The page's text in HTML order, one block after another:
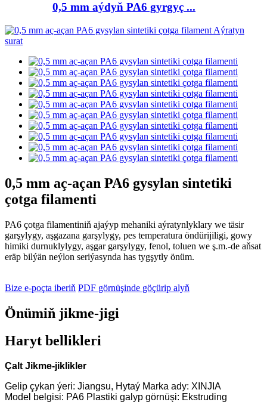
0,5 mm aýdyň PA6 gyrgyç ...
0,5 mm aç-açan PA6 gysylan sintetiki
çotga filamenti
PA6 çotga filamentiniň ajaýyp mehaniki aýratynlyklary we täsir
garşylygy, aşgazana garşylygy, pes temperatura öndürijiligi, gowy
himiki durnuklylygy, aşgar garşylygy, fenol, toluen we ş.m.-de aňsat
eräp bilýän neýlon seriýasynda has tygşytly önüm.
Bize e-poçta iberiň PDF görnüşinde göçürip alyň
Önümiň jikme-jigi
Haryt bellikleri
Çalt Jikme-jiklikler
Gelip çykan ýeri: Jiangsu, Hytaý Marka ady: XINJIA
Model belgisi: PA6 Plastiki galyp görnüşi: Ekstruding